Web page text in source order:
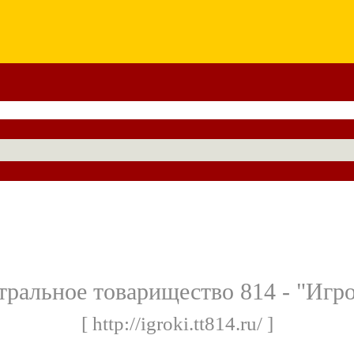
товарищество 814 -
[ http://igroki.tt814.ru/ ]